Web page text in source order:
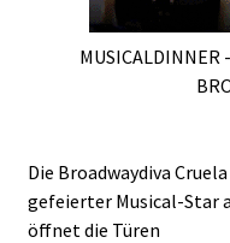
MUSICALDINNER
Die Broadwaydiva
gefeierter Musical-Star
öffnet die Türen